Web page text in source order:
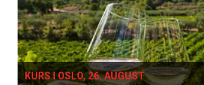
KURS I OSLO, 26. AUGUST